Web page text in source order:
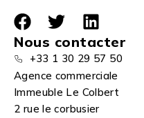
Nous contacter
+33 1 30 29 57 50
Agence commerciale
Immeuble Le Colbert
2 rue le corbusier